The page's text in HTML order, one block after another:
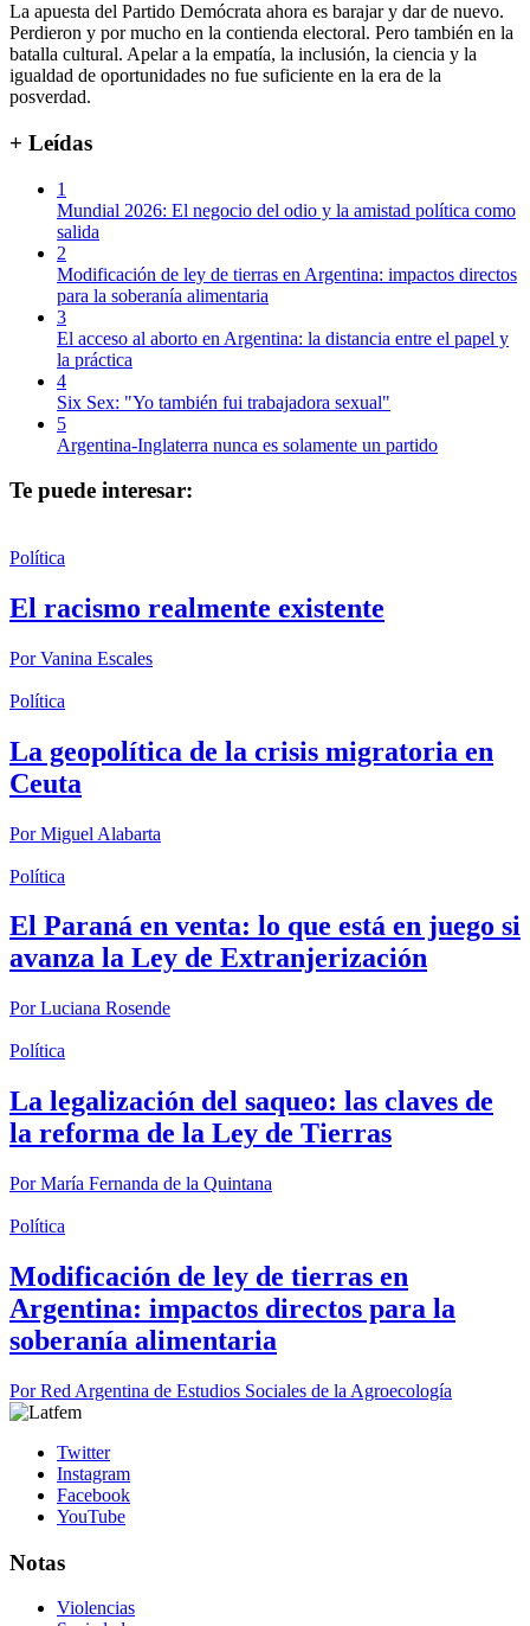
La apuesta del Partido Demócrata ahora es barajar y dar de nuevo.
Perdieron y por mucho en la contienda electoral. Pero también en la
batalla cultural. Apelar a la empatía, la inclusión, la ciencia y la
igualdad de oportunidades no fue suficiente en la era de la
posverdad.
+ Leídas
1
Mundial 2026: El negocio del odio y la amistad política como
salida
2
Modificación de ley de tierras en Argentina: impactos directos
para la soberanía alimentaria
3
El acceso al aborto en Argentina: la distancia entre el papel y
la práctica
4
Six Sex: "Yo también fui trabajadora sexual"
5
Argentina-Inglaterra nunca es solamente un partido
Te puede interesar:
Política
El racismo realmente existente
PorVanina Escales
Política
La geopolítica de la crisis migratoria en
Ceuta
PorMiguel Alabarta
Política
El Paraná en venta: lo que está en juego si
avanza la Ley de Extranjerización
PorLuciana Rosende
Política
La legalización del saqueo: las claves de
la reforma de la Ley de Tierras
PorMaría Fernanda de la Quintana
Política
Modificación de ley de tierras en
Argentina: impactos directos para la
soberanía alimentaria
PorRed Argentina de Estudios Sociales de la Agroecología
Twitter
Instagram
Facebook
YouTube
Notas
Violencias